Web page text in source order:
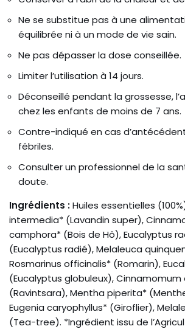
Ne se substitue pas à une
équilibrée ni à un mode de vie sain.
Ne pas dépasser la dose conseillée.
Limiter l’utilisation à 14 jours.
Déconseillé pendant la grossesse,
chez les enfants de moins de 7 ans.
Contre-indiqué en cas
fébriles.
Consulter un professionnel de la
doute.
Ingrédients :Huiles essentielles
intermedia* (Lavandin super),
camphora* (Bois de Hô), Eucalyptus
(Eucalyptus radié), Melaleuca
Rosmarinus officinalis* (Romarin),
(Eucalyptus globuleux),
(Ravintsara), Mentha piperita*
Eugenia caryophyllus* (Giroflier),
(Tea-tree). *Ingrédient issu de